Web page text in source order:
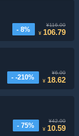
- 8%
¥116.00
¥ 106.79
- -210%
¥6.00
¥ 18.62
- 75%
¥42.00
¥ 10.59